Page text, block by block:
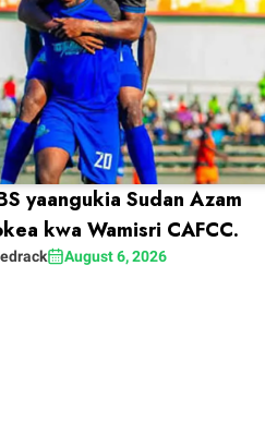
yaangukia Sudan Azam
kwa Wamisri CAFCC.
August 6, 2026